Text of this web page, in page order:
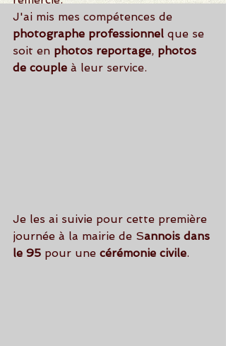
J'ai mis mes compétences de
photographe professionnel que se
soit en photos reportage, photos
de couple à leur service.
Je les ai suivie pour cette première
journée à la mairie de Sannois dans
le 95 pour une cérémonie civile.